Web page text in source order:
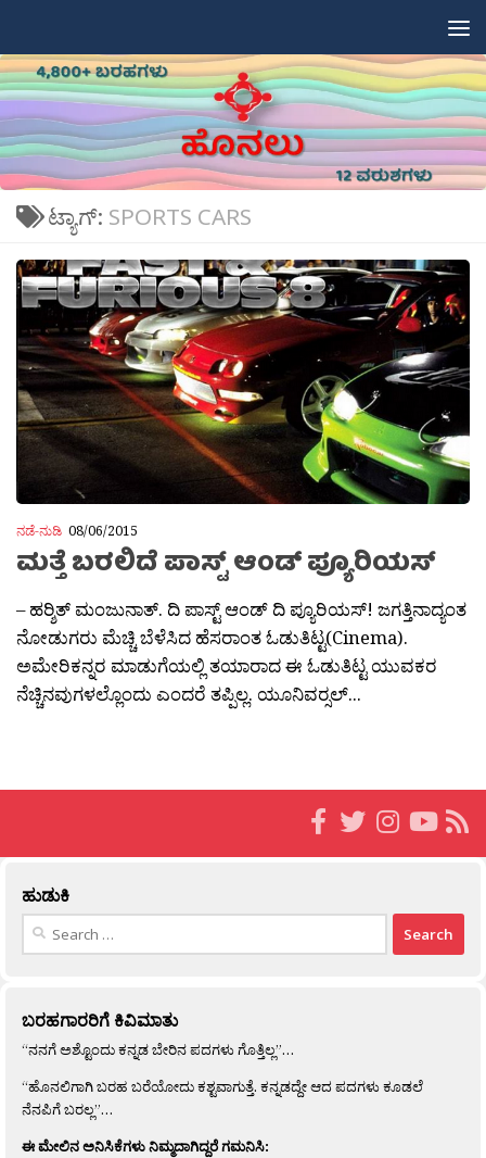
ಟ್ಯಾಗ್: SPORTS CARS
ನಡೆ-ನುಡಿ 08/06/2015
ಮತ್ತೆ ಬರಲಿದೆ ಪಾಸ್ಟ್ ಆಂಡ್ ಪ್ಯೂರಿಯಸ್
– ಹರ‍್ಶಿತ್ ಮಂಜುನಾತ್. ದಿ ಪಾಸ್ಟ್ ಆಂಡ್ ದಿ ಪ್ಯೂರಿಯಸ್! ಜಗತ್ತಿನಾದ್ಯಂತ
ನೋಡುಗರು ಮೆಚ್ಚಿ ಬೆಳೆಸಿದ ಹೆಸರಾಂತ ಓಡುತಿಟ್ಟ(Cinema).
ಅಮೇರಿಕನ್ನರ ಮಾಡುಗೆಯಲ್ಲಿ ತಯಾರಾದ ಈ ಓಡುತಿಟ್ಟ ಯುವಕರ
ನೆಚ್ಚಿನವುಗಳಲ್ಲೊಂದು ಎಂದರೆ ತಪ್ಪಿಲ್ಲ. ಯೂನಿವರ‍್ಸಲ್...
ಹುಡುಕಿ
Search
ಬರಹಗಾರರಿಗೆ ಕಿವಿಮಾತು
“ನನಗೆ ಅಶ್ಟೊಂದು ಕನ್ನಡ ಬೇರಿನ ಪದಗಳು ಗೊತ್ತಿಲ್ಲ”…
“ಹೊನಲಿಗಾಗಿ ಬರಹ ಬರೆಯೋದು ಕಶ್ಟವಾಗುತ್ತೆ. ಕನ್ನಡದ್ದೇ ಆದ ಪದಗಳು ಕೂಡಲೆ
ನೆನಪಿಗೆ ಬರಲ್ಲ”…
ಈ ಮೇಲಿನ ಅನಿಸಿಕೆಗಳು ನಿಮ್ಮದಾಗಿದ್ದರೆ ಗಮನಿಸಿ: